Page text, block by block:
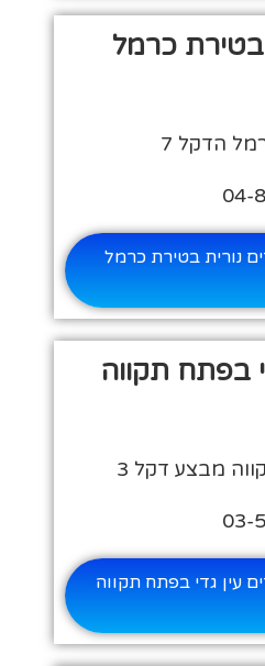
בטירת כרמל
הדקל 7
נורית בטירת כרמל
בפתח תקווה
מבצע דקל 3
עין גדי בפתח תקווה